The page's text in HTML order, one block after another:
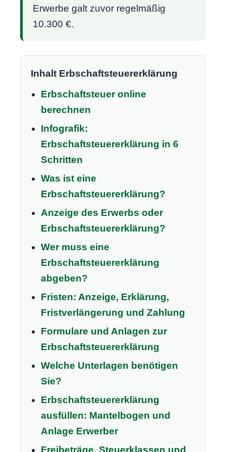
Erwerbe galt zuvor regelmäßig
10.300 €.
Inhalt Erbschaftsteuererklärung
Erbschaftsteuer online
berechnen
Infografik:
Erbschaftsteuererklärung in 6
Schritten
Was ist eine
Erbschaftsteuererklärung?
Anzeige des Erwerbs oder
Erbschaftsteuererklärung?
Wer muss eine
Erbschaftsteuererklärung
abgeben?
Fristen: Anzeige, Erklärung,
Fristverlängerung und Zahlung
Formulare und Anlagen zur
Erbschaftsteuererklärung
Welche Unterlagen benötigen
Sie?
Erbschaftsteuererklärung
ausfüllen: Mantelbogen und
Anlage Erwerber